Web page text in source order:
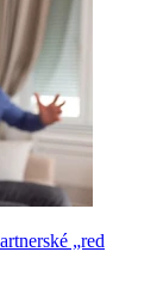
„red